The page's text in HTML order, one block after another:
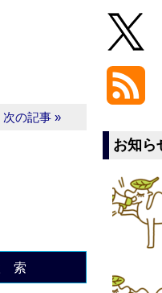
次の記事 »
索
お知ら